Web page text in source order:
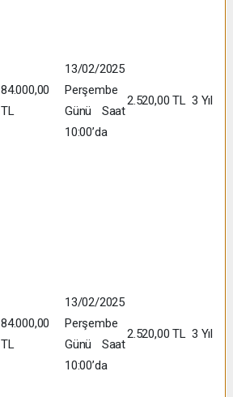
84.000,00
TL
13/02/2025
Perşembe
Günü Saat
10:00’da
2.520,00 TL 3 Yıl
84.000,00
TL
13/02/2025
Perşembe
Günü Saat
10:00’da
2.520,00 TL 3 Yıl